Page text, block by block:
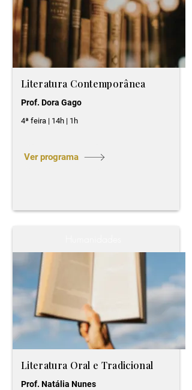
Literatura Contemporânea
Prof. Dora Gago
4ª feira | 14h | 1h
Ver programa
Literatura Oral e Tradicional
Prof. Natália Nunes